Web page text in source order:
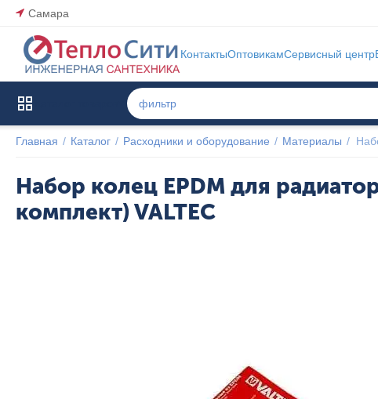
Самара
КонтактыОптовикамСервисный центр
Главная / Каталог / Расходники и оборудование / Материалы /
Набор колец EPDM для
комплект) VALTEC